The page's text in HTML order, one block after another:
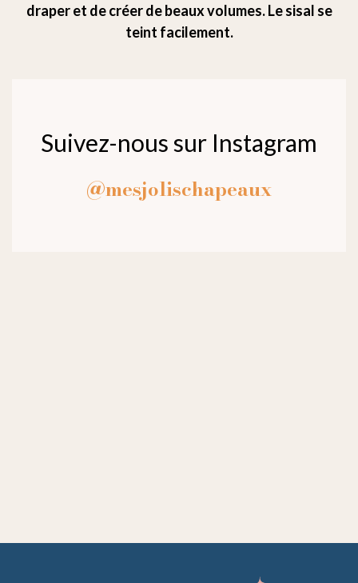
draper et de créer de beaux volumes. Le sisal se
teint facilement.
Suivez-nous sur Instagram
@mesjolischapeaux